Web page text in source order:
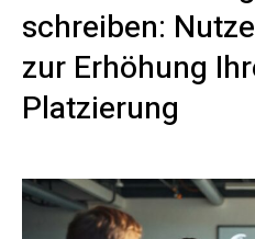
schreiben:
zur Erhöhung
Platzierung